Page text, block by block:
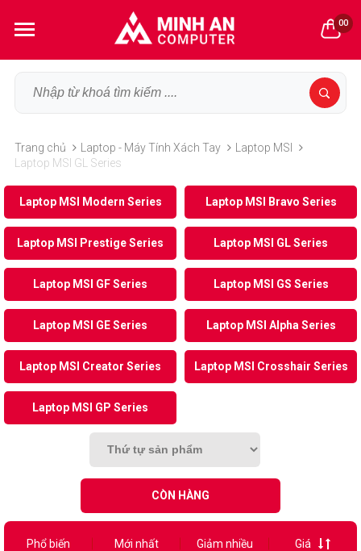
00
Trang chủ Laptop - Máy Tính Xách Tay
Laptop MSI
Laptop MSI GL Series
Laptop MSI Modern Series Laptop MSI Bravo Series
Laptop MSI Prestige Series Laptop MSI GL Series
Laptop MSI GF Series Laptop MSI GS Series
Laptop MSI GE Series Laptop MSI Alpha Series
Laptop MSI Creator Series Laptop MSI Crosshair Series
Laptop MSI GP Series
CÒN HÀNG
Phổ biến Mới nhất Giảm nhiều Giá